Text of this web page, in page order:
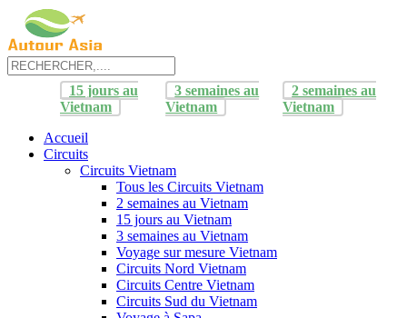
15 jours au
Vietnam
3 semaines au
Vietnam
2 semaines au
Vietnam
Accueil
Circuits
Circuits Vietnam
Tous les Circuits Vietnam
2 semaines au Vietnam
15 jours au Vietnam
3 semaines au Vietnam
Voyage sur mesure Vietnam
Circuits Nord Vietnam
Circuits Centre Vietnam
Circuits Sud du Vietnam